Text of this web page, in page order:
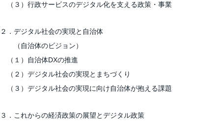
（３）行政サービスのデジタル化を支える政策・事業
２．デジタル社会の実現と自治体
（自治体のビジョン）
（１）自治体DXの推進
（２）デジタル社会の実現とまちづくり
（３）デジタル社会の実現に向け自治体が抱える課題
３．これからの経済政策の展望とデジタル政策